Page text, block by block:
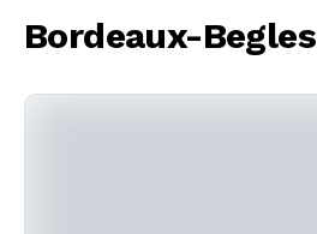
Bordeaux-Begles